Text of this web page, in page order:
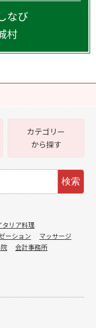
なび
村
カテゴリー
から探す
検索
タリア料理
ーション
マッサージ
会計事務所